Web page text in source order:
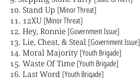
Stand Up [Minor Threat]
12XU [Minor Threat]
Hey, Ronnie [Government Issue]
Lie, Cheat, & Steal [Government Issue]
Moral Majority [Youth Brigade]
Waste Of Time [Youth Brigade]
Last Word [Youth Brigade]